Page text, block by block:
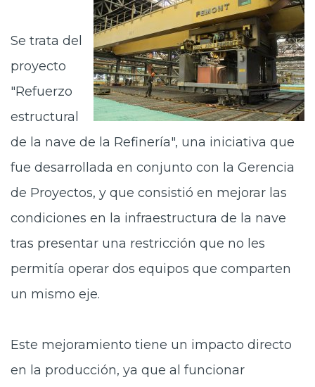
Se trata del
proyecto
"Refuerzo
estructural
de la nave de la Refinería", una iniciativa que
fue desarrollada en conjunto con la Gerencia
de Proyectos, y que consistió en mejorar las
condiciones en la infraestructura de la nave
tras presentar una restricción que no les
permitía operar dos equipos que comparten
un mismo eje.
Este mejoramiento tiene un impacto directo
en la producción, ya que al funcionar